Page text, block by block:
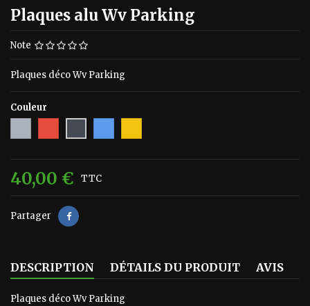
Plaques alu Wv Parking
Note
Plaques déco Wv Parking
Couleur
40,00 € TTC
Partager
DESCRIPTION DÉTAILS DU PRODUIT AVIS
Plaques déco Wv Parking